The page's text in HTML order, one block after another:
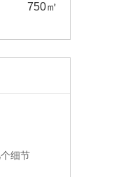
750㎡
细节